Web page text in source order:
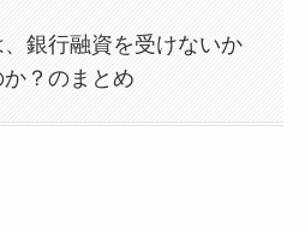
銀行融資を受けないか
？のまとめ